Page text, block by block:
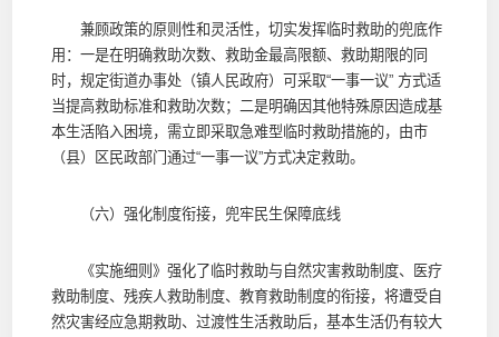
兼顾政策的原则性和灵活性，切实发挥临时救助的兜底作
用：一是在明确救助次数、救助金最高限额、救助期限的同
时，规定街道办事处（镇人民政府）可采取“一事一议” 方式适
当提高救助标准和救助次数；二是明确因其他特殊原因造成基
本生活陷入困境，需立即采取急难型临时救助措施的，由市
（县）区民政部门通过“一事一议”方式决定救助。
（六）强化制度衔接，兜牢民生保障底线
《实施细则》强化了临时救助与自然灾害救助制度、医疗
救助制度、残疾人救助制度、教育救助制度的衔接，将遭受自
然灾害经应急期救助、过渡性生活救助后，基本生活仍有较大